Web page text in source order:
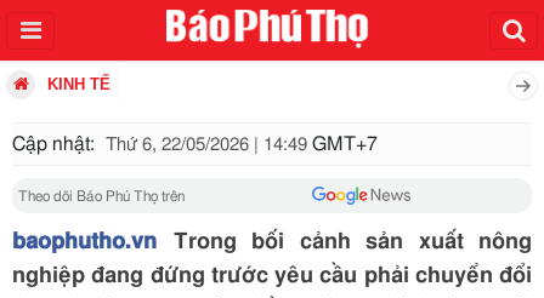
KINH TẾ
Cập nhật: Thứ 6, 22/05/2026 | 14:49 GMT+7
Theo dõi Báo Phú Thọ trên
baophutho.vn Trong bối cảnh sản xuất nông
nghiệp đang đứng trước yêu cầu phải chuyển đổi